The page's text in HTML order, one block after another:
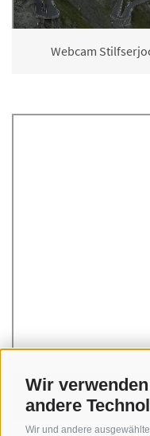
Wir
andere
Wir und andere ausgewählte
Webcam
Montoni